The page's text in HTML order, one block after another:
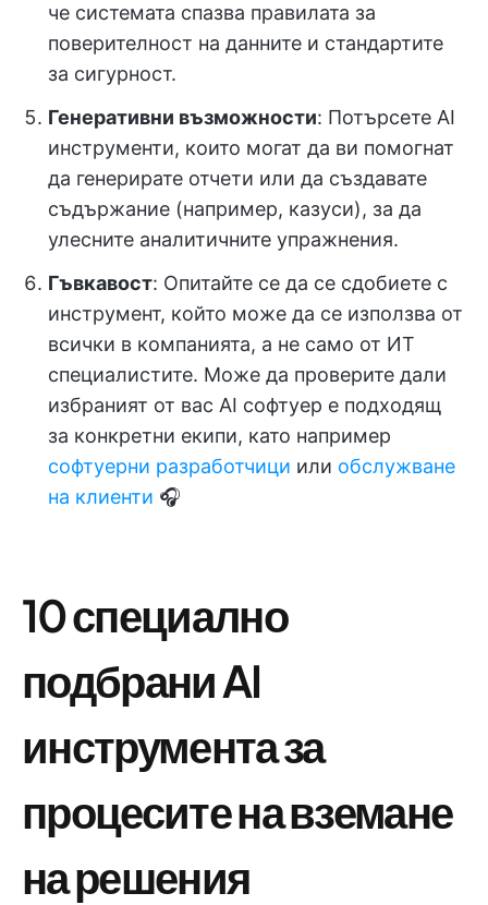
че системата спазва правилата за
поверителност на данните и стандартите
за сигурност.
Генеративни възможности: Потърсете AI
инструменти, които могат да ви помогнат
да генерирате отчети или да създавате
съдържание (например, казуси), за да
улесните аналитичните упражнения.
Гъвкавост: Опитайте се да се сдобиете с
инструмент, който може да се използва от
всички в компанията, а не само от ИТ
специалистите. Може да проверите дали
избраният от вас AI софтуер е подходящ
за конкретни екипи, като например
софтуерни разработчици или обслужване
на клиенти 🎧
10 специално
подбрани AI
инструмента за
процесите на вземане
на решения